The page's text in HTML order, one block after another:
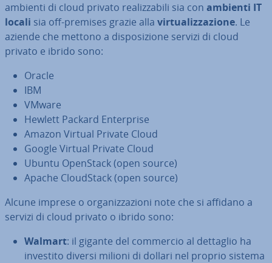
ambienti di cloud privato rea­liz­za­bi­li sia con ambienti IT
locali sia off-premises grazie alla vir­tua­liz­za­zio­ne. Le
aziende che mettono a di­spo­si­zio­ne servizi di cloud
privato e ibrido sono:
Oracle
IBM
VMware
Hewlett Packard En­ter­pri­se
Amazon Virtual Private Cloud
Google Virtual Private Cloud
Ubuntu OpenStack (open source)
Apache Cloud­Stack (open source)
Alcune imprese o or­ga­niz­za­zio­ni note che si affidano a
servizi di cloud privato o ibrido sono:
Walmart: il gigante del commercio al dettaglio ha
investito diversi milioni di dollari nel proprio sistema